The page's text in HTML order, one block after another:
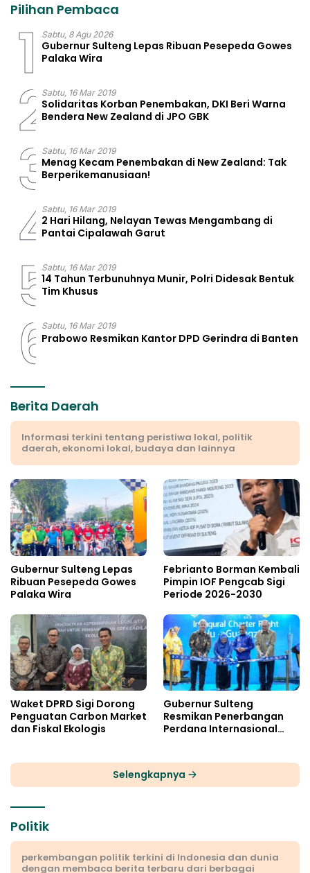
Pilihan Pembaca
1 Sabtu, 8 Agu 2026
Gubernur Sulteng Lepas Ribuan Pesepeda Gowes
Palaka Wira
2Sabtu, 16 Mar 2019
Solidaritas Korban Penembakan, DKI Beri Warna
Bendera New Zealand di JPO GBK
3Sabtu, 16 Mar 2019
Menag Kecam Penembakan di New Zealand: Tak
Berperikemanusiaan!
4Sabtu, 16 Mar 2019
2 Hari Hilang, Nelayan Tewas Mengambang di
Pantai Cipalawah Garut
5Sabtu, 16 Mar 2019
14 Tahun Terbunuhnya Munir, Polri Didesak Bentuk
Tim Khusus
6Sabtu, 16 Mar 2019
Prabowo Resmikan Kantor DPD Gerindra di Banten
Berita Daerah
Informasi terkini tentang peristiwa lokal, politik
daerah, ekonomi lokal, budaya dan lainnya
Gubernur Sulteng Lepas
Ribuan Pesepeda Gowes
Palaka Wira
Febrianto Borman Kembali
Pimpin IOF Pengcab Sigi
Periode 2026-2030
Waket DPRD Sigi Dorong
Penguatan Carbon Market
dan Fiskal Ekologis
Gubernur Sulteng
Resmikan Penerbangan
Perdana Internasional
Selengkapnya
Politik
perkembangan politik terkini di Indonesia dan dunia
dengan membaca berita terbaru dari berbagai